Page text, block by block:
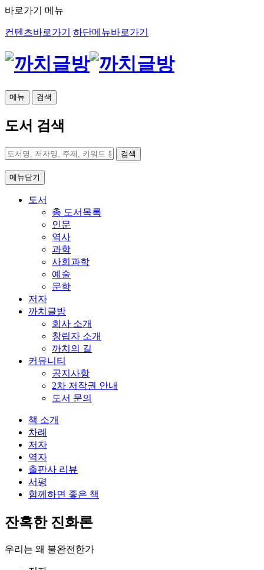
바로가기 메뉴
컨텐츠바로가기 하단메뉴바로가기
메뉴 검색
도서 검색
검색
메뉴닫기
도서
총 도서목록
인문
역사
과학
사회과학
예술
문학
저자
까치글방
회사 소개
창립자 소개
까치의 길
커뮤니티
공지사항
2차 저작권 안내
도서 문의
책 소개
차례
저자
역자
출판사 리뷰
서평
함께하면 좋은 책
잔혹한 진화론
우리는 왜 불완전한가